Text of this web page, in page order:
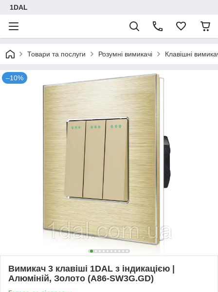
1DAL
Товари та послуги Розумні вимикачі Клавішні
–10%
Вимикач 3 клавіші 1DAL з індикацією |
Алюміній, Золото (А86-SW3G.GD)